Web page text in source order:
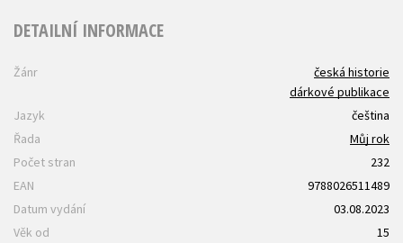
DETAILNÍ INFORMACE
Žánr
česká historie
dárkové publikace
Jazyk
čeština
Řada
Můj rok
Počet stran
232
EAN
9788026511489
Datum vydání
03.08.2023
Věk od
15